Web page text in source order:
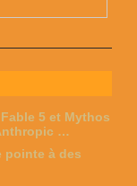
5 et Mythos
…
pointe à des